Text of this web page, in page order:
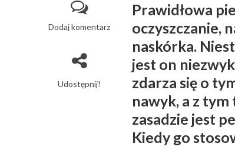
Dodaj komentarz
Udostępnij!
Prawidłowa
oczyszczanie,
naskórka.
jest on
zdarza się o
nawyk, a z
zasadzie jest
Kiedy go